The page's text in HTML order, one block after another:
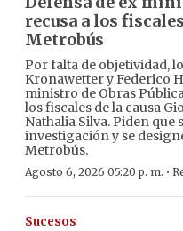
recusa a los
Metrobús
Por falta de objetividad,
Kronawetter y Federico
ministro de Obras
los fiscales de la causa
Nathalia Silva. Piden que
investigación y se
Metrobús.
Agosto 6, 2026 05:20 p. m. ·
Sucesos